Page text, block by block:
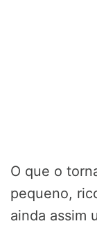
O que o
pequeno,
ainda assim